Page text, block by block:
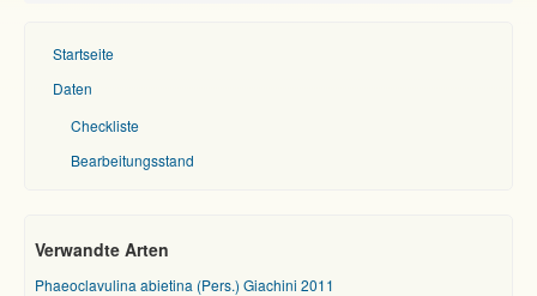
Startseite
Daten
Checkliste
Bearbeitungsstand
Verwandte Arten
Phaeoclavulina abietina (Pers.) Giachini 2011